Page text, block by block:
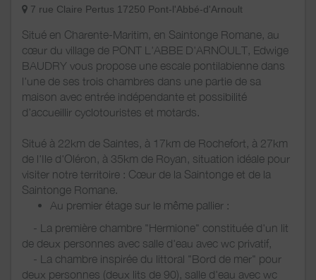
7 rue Claire Pertus 17250 Pont-l'Abbé-d'Arnoult
Situé en Charente-Maritim, en Saintonge Romane, au
cœur du village de PONT L'ABBE D'ARNOULT, Edwige
BAUDRY vous propose une escale pontilabienne dans
l'une de ses trois chambres dans une partie de sa
maison avec entrée indépendante et possibilité
d’accueillir cyclotouristes et motards.
Situé à 22km de Saintes, à 17km de Rochefort, à 27km
de l'Ile d'Oléron, à 35km de Royan, situation idéale pour
visiter notre territoire : Cœur de la Saintonge et de la
Saintonge Romane.
Au premier étage sur le même pallier :
- La première chambre "Hermione" constituée d'un lit
de deux personnes avec salle d'eau avec wc privatif,
- La chambre inspirée du littoral "Bord de mer" pour
deux personnes (deux lits de 90), salle d'eau avec wc